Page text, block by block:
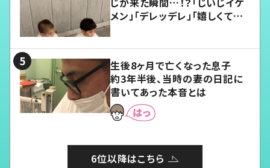
メン」「デレッデレ」「嬉しくて可
生後8ヶ月で亡くなった息子
約3年半後、当時の妻の日記に
書いてあった本音とは
6位以降はこちら